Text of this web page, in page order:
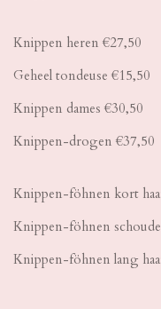
Knippen heren €27,50
Geheel tondeuse €15,50
Knippen dames €30,50
Knippen-
Knippen-föhnen kort
Knippen-föhnen
Knippen-föhnen lang